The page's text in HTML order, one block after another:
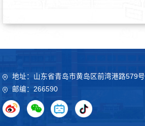
地址：山东省青岛市黄岛区前湾港路579号
邮编：266590